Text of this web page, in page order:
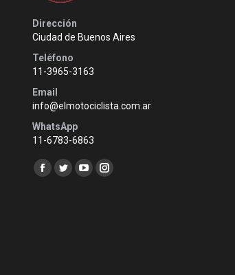
Dirección
Ciudad de Buenos Aires
Teléfono
11-3965-3163
Email
info@elmotociclista.com.ar
WhatsApp
11-6783-6863
Encuéntranos en:
Facebook
TwitterYouTubeInstagram